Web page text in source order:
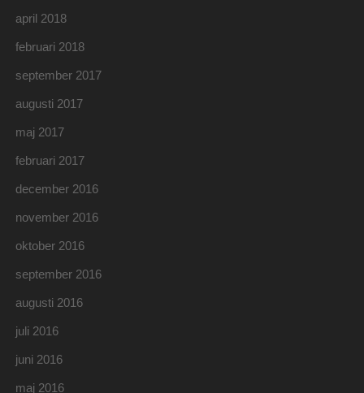
april 2018
februari 2018
september 2017
augusti 2017
maj 2017
februari 2017
december 2016
november 2016
oktober 2016
september 2016
augusti 2016
juli 2016
juni 2016
maj 2016